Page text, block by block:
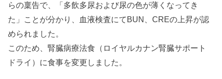
らの稟告で、「多飲多尿および尿の色が薄くなってき
た」ことが分かり、血液検査にてBUN、CREの上昇が認
められました。
このため、腎臓病療法食（ロイヤルカナン腎臓サポート
ドライ）に食事を変更しました。